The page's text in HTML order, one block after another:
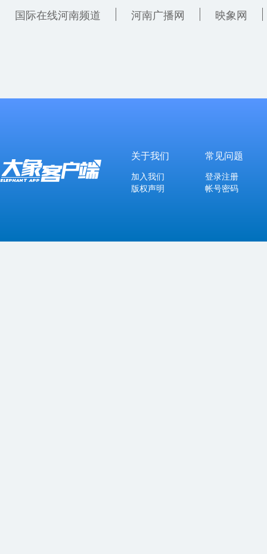
国际在线河南频道
河南广播网 映象网
关于我们
加入我们
版权声明
常见问题
登录注册
帐号密码